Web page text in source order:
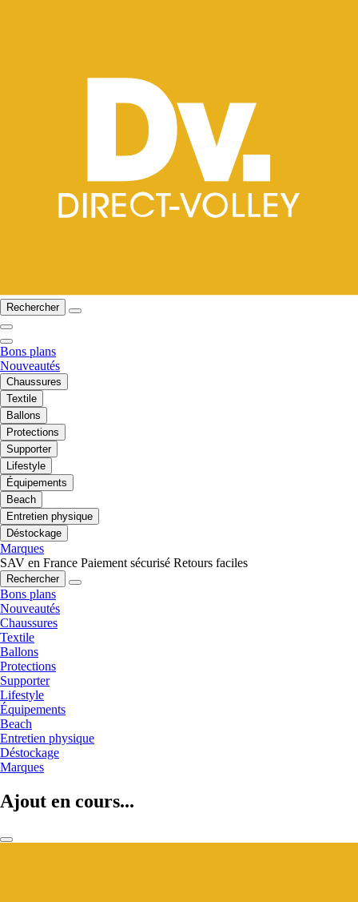
Rechercher
Bons plans
Nouveautés
Chaussures
Textile
Ballons
Protections
Supporter
Lifestyle
Équipements
Beach
Entretien physique
Déstockage
Marques
SAV en France Paiement sécurisé Retours faciles
Rechercher
Bons plans
Nouveautés
Chaussures
Textile
Ballons
Protections
Supporter
Lifestyle
Équipements
Beach
Entretien physique
Déstockage
Marques
Ajout en cours...